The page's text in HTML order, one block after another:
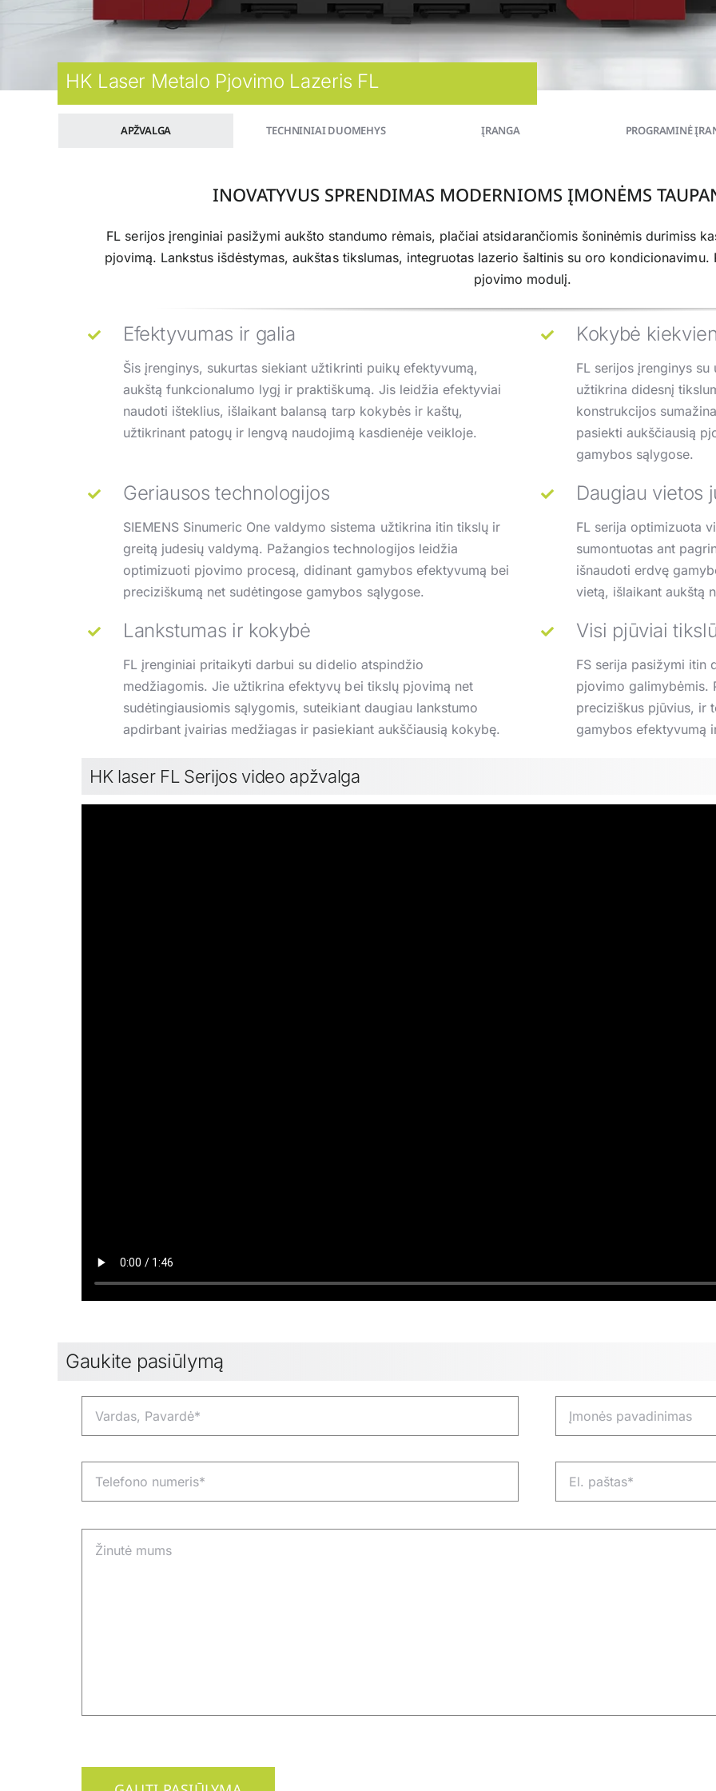
HK Laser Metalo Pjovimo Lazeris FL
APŽVALGA TECHNINIAI DUOMEHYS ĮRANGA PROGRAMINĖ
INOVATYVUS SPRENDIMAS MODERNIOMS ĮMONĖMS
FL serijos įrenginiai pasižymi aukšto standumo rėmais, plačiai atsidarančiomis šoninėmis durimiss
pjovimą. Lankstus išdėstymas, aukštas tikslumas, integruotas lazerio šaltinis su oro
pjovimo modulį.
Efektyvumas ir galia
Šis įrenginys, sukurtas siekiant užtikrinti puikų efektyvumą,
aukštą funkcionalumo lygį ir praktiškumą. Jis leidžia efektyviai
naudoti išteklius, išlaikant balansą tarp kokybės ir kaštų,
užtikrinant patogų ir lengvą naudojimą kasdienėje veikloje.
Kokybė
FL serijos įrenginys
užtikrina didesnį
konstrukcijos
pasiekti aukščiausią
gamybos sąlygose.
Geriausos technologijos
SIEMENS Sinumeric One valdymo sistema užtikrina itin tikslų ir
greitą judesių valdymą. Pažangios technologijos leidžia
optimizuoti pjovimo procesą, didinant gamybos efektyvumą bei
preciziškumą net sudėtingose gamybos sąlygose.
Daugiau vietos
FL serija optimizuota
sumontuotas ant
išnaudoti erdvę
vietą, išlaikant aukštą
Lankstumas ir kokybė
FL įrenginiai pritaikyti darbui su didelio atspindžio
medžiagomis. Jie užtikrina efektyvų bei tikslų pjovimą net
sudėtingiausiomis sąlygomis, suteikiant daugiau lankstumo
apdirbant įvairias medžiagas ir pasiekiant aukščiausią kokybę.
Visi pjūviai
FS serija pasižymi itin
pjovimo galimybėmis.
preciziškus pjūvius, ir
gamybos efektyvumą
HK laser FL Serijos video apžvalga
Gaukite pasiūlymą